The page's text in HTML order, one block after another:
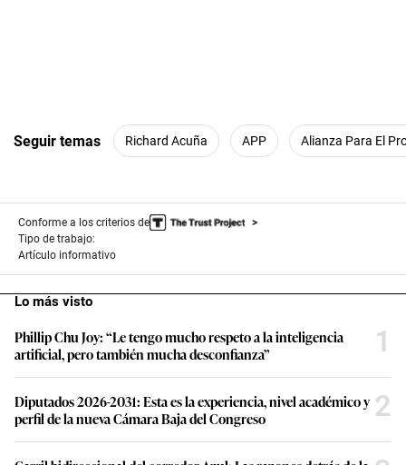
Seguir temas Richard Acuña APP Alianza Para El
Conforme a los criterios de
Tipo de trabajo:
Artículo informativo
Lo más visto
Phillip Chu Joy: “Le tengo mucho respeto a la inteligencia
artificial, pero también mucha desconfianza”
1
Diputados 2026-2031: Esta es la experiencia, nivel académico y
perfil de la nueva Cámara Baja del Congreso
2